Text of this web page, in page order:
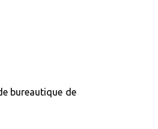
bureautique de